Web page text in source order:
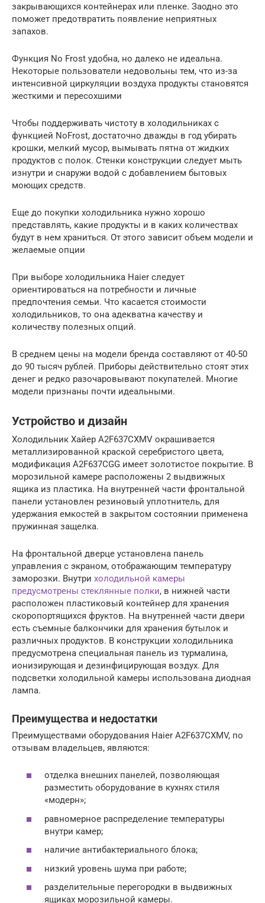
закрывающихся контейнерах или пленке. Заодно это
поможет предотвратить появление неприятных
запахов.
Функция No Frost удобна, но далеко не идеальна.
Некоторые пользователи недовольны тем, что из-за
интенсивной циркуляции воздуха продукты становятся
жесткими и пересохшими
Чтобы поддерживать чистоту в холодильниках с
функцией NoFrost, достаточно дважды в год убирать
крошки, мелкий мусор, вымывать пятна от жидких
продуктов с полок. Стенки конструкции следует мыть
изнутри и снаружи водой с добавлением бытовых
моющих средств.
Еще до покупки холодильника нужно хорошо
представлять, какие продукты и в каких количествах
будут в нем храниться. От этого зависит объем модели и
желаемые опции
При выборе холодильника Haier следует
ориентироваться на потребности и личные
предпочтения семьи. Что касается стоимости
холодильников, то она адекватна качеству и
количеству полезных опций.
В среднем цены на модели бренда составляют от 40-50
до 90 тысяч рублей. Приборы действительно стоят этих
денег и редко разочаровывают покупателей. Многие
модели признаны почти идеальными.
Устройство и дизайн
Холодильник Хайер A2F637CXMV окрашивается
металлизированной краской серебристого цвета,
модификация A2F637CGG имеет золотистое покрытие. В
морозильной камере расположены 2 выдвижных
ящика из пластика. На внутренней части фронтальной
панели установлен резиновый уплотнитель, для
удержания емкостей в закрытом состоянии применена
пружинная защелка.
На фронтальной дверце установлена панель
управления с экраном, отображающим температуру
заморозки. Внутри холодильной камеры
предусмотрены стеклянные полки, в нижней части
расположен пластиковый контейнер для хранения
скоропортящихся фруктов. На внутренней части двери
есть съемные балкончики для хранения бутылок и
различных продуктов. В конструкции холодильника
предусмотрена специальная панель из турмалина,
ионизирующая и дезинфицирующая воздух. Для
подсветки холодильной камеры использована диодная
лампа.
Преимущества и недостатки
Преимуществами оборудования Haier A2F637CXMV, по
отзывам владельцев, являются:
отделка внешних панелей, позволяющая
разместить оборудование в кухнях стиля
«модерн»;
равномерное распределение температуры
внутри камер;
наличие антибактериального блока;
низкий уровень шума при работе;
разделительные перегородки в выдвижных
ящиках морозильной камеры.